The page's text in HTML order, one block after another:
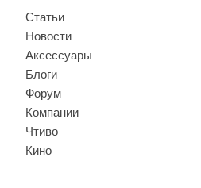
Статьи
Новости
Аксессуары
Блоги
Форум
Компании
Чтиво
Кино